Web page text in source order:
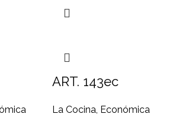
ART. 143ec
La Cocina, Económica